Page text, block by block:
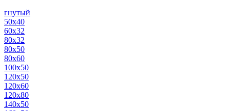
гнутый
50х40
60х32
80х32
80х50
80х60
100х50
120х50
120х60
120х80
140х50